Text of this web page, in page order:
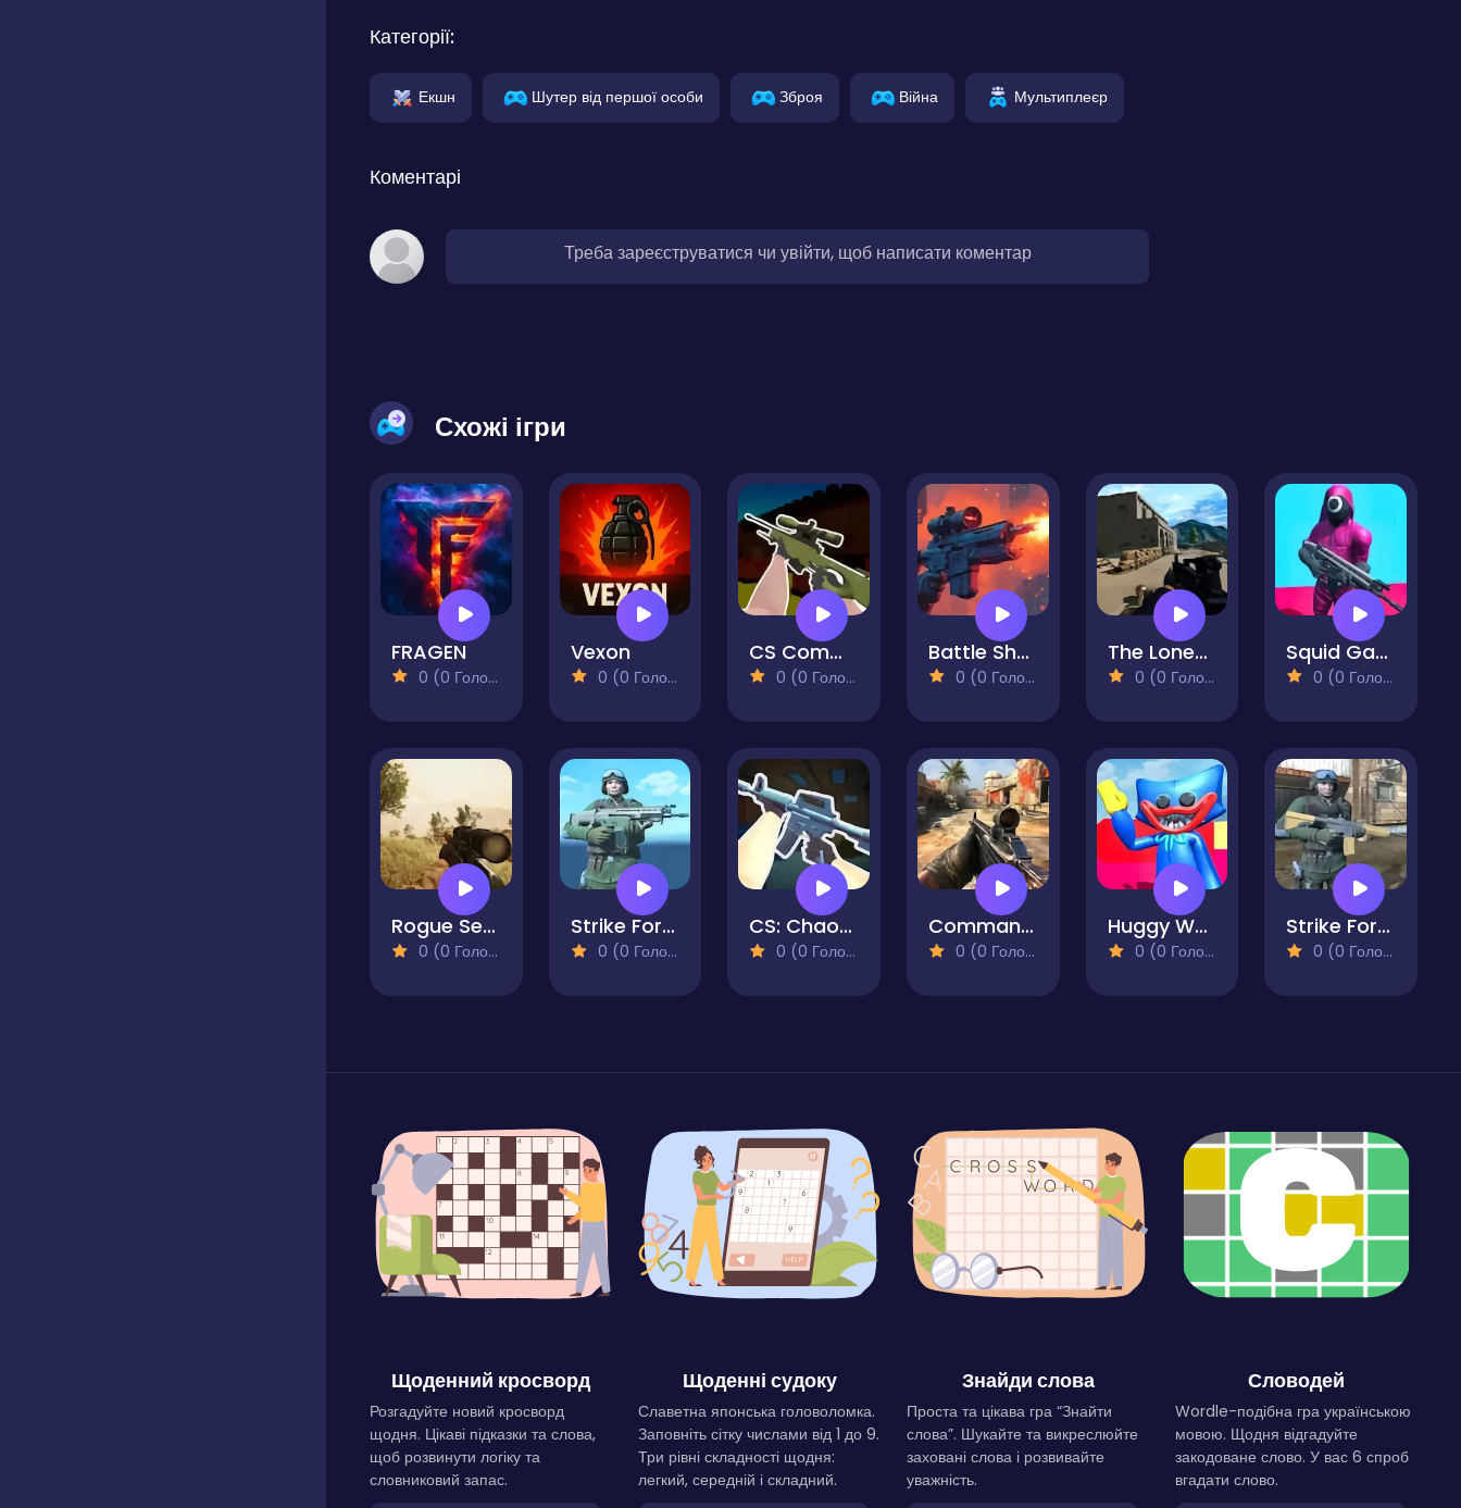
Категорії:
Екшн Шутер від першої особи Зброя Війна Мультиплеєр
Коментарі
Треба зареєструватися чи увійти, щоб написати коментар
Схожі ігри
FRAGEN
0 (0 Голосів)
Vexon
0 (0 Голосів)
CS Command Snipers
0 (0 Голосів)
Battle Shot Elite
0 (0 Голосів)
The Lonesome shooter - A Father's Retribution
0 (0 Голосів)
Squid Games Shooter
0 (0 Голосів)
Rogue Sergeant: The Final Operation
0 (0 Голосів)
Strike Force 2
0 (0 Голосів)
CS: Chaos Squad
0 (0 Голосів)
Commando Force 2
0 (0 Голосів)
Huggy Wuggy Attack
0 (0 Голосів)
Strike Force
0 (0 Голосів)
Щоденний кросворд
Розгадуйте новий кросворд
щодня. Цікаві підказки та слова,
щоб розвинути логіку та
словниковий запас.
Щоденні судоку
Славетна японська головоломка.
Заповніть сітку числами від 1 до 9.
Три рівні складності щодня:
легкий, середній і складний.
Знайди слова
Проста та цікава гра “Знайти
слова”. Шукайте та викреслюйте
заховані слова і розвивайте
уважність.
Словодей
Wordle-подібна гра українською
мовою. Щодня відгадуйте
закодоване слово. У вас 6 спроб
вгадати слово.